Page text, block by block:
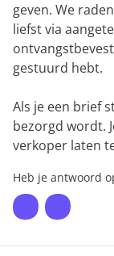
geven. We
liefst via
gestuurd hebt.
Als je een brief
bezorgd wordt.
verkoper laten
Heb je antwoord